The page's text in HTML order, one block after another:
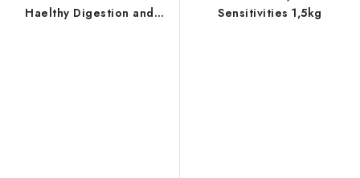
Haelthy Digestion and
Sensitivities 1,5kg